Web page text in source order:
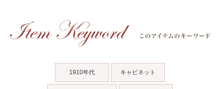
1910年代 キャビネット